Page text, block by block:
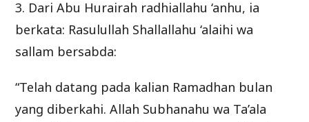
3. Dari Abu Hurairah radhiallahu ‘anhu, ia
berkata: Rasulullah Shallallahu ‘alaihi wa
sallam bersabda:
“Telah datang pada kalian Ramadhan bulan
yang diberkahi. Allah Subhanahu wa Ta’ala